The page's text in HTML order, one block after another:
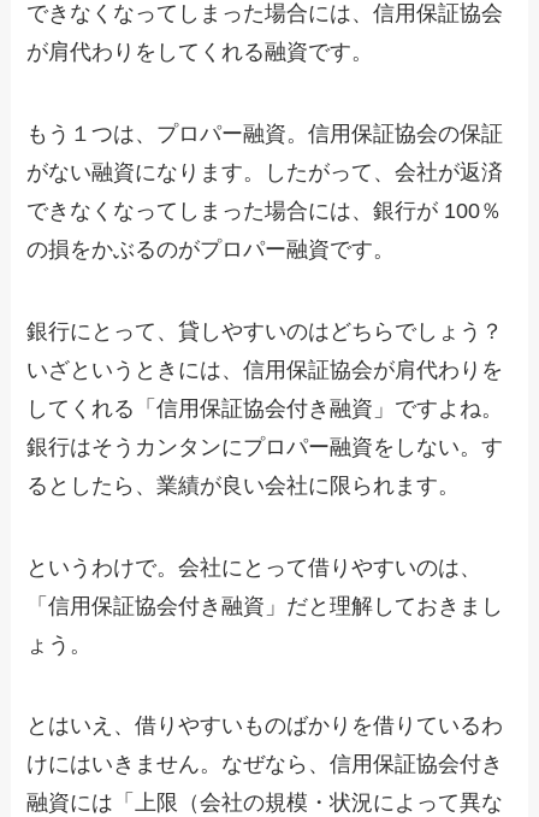
できなくなってしまった場合には、信用保証協会
が肩代わりをしてくれる融資です。
もう１つは、プロパー融資。信用保証協会の保証
がない融資になります。したがって、会社が返済
できなくなってしまった場合には、銀行が 100％
の損をかぶるのがプロパー融資です。
銀行にとって、貸しやすいのはどちらでしょう？
いざというときには、信用保証協会が肩代わりを
してくれる「信用保証協会付き融資」ですよね。
銀行はそうカンタンにプロパー融資をしない。す
るとしたら、業績が良い会社に限られます。
というわけで。会社にとって借りやすいのは、
「信用保証協会付き融資」だと理解しておきまし
ょう。
とはいえ、借りやすいものばかりを借りているわ
けにはいきません。なぜなら、信用保証協会付き
融資には「上限（会社の規模・状況によって異な